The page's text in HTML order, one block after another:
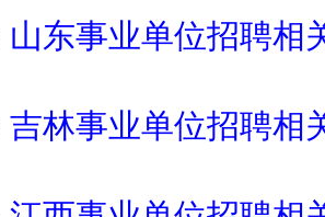
山东事业单位招聘相
吉林事业单位招聘相